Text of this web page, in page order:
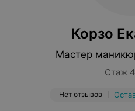
Корзо
Мастер
Стаж
Нет отзывов